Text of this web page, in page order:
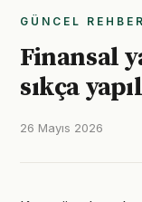
GÜNCEL REHBER
Finansal
sıkça
26 Mayıs 2026